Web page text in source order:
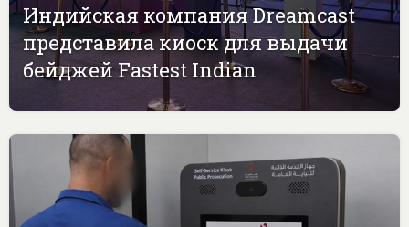
Индийская компания Dreamcast
представила киоск для выдачи
бейджей Fastest Indian